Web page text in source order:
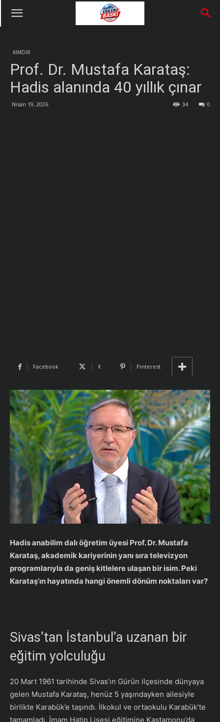
KİMDİR
Prof. Dr. Mustafa Karataş:
Hadis alanında 40 yıllık çınar
Nisan 19, 2026 0
34
Facebook X Pinterest
Hadis anabilim dalı öğretim üyesi Prof. Dr. Mustafa
Karataş, akademik kariyerinin yanı sıra televizyon
programlarıyla da geniş kitlelere ulaşan bir isim. Peki
Karataş’ın hayatında hangi önemli dönüm noktaları var?
Sivas’tan İstanbul’a uzanan bir
eğitim yolculuğu
20 Mart 1961 tarihinde Sivas’ın Gürün ilçesinde dünyaya
gelen Mustafa Karataş, henüz 5 yaşındayken ailesiyle
birlikte Karabük’e taşındı. İlkokul ve ortaokulu Karabük’te
tamamladı. İmam Hatip Lisesi eğitimine Kastamonu’da